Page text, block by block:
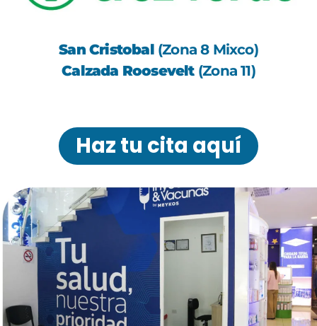
San Cristobal (Zona 8 Mixco)
Calzada Roosevelt(Zona 11)
Haz tu cita aquí